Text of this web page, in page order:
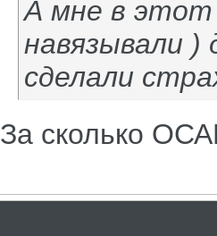
А мне в этот
навязывали )
сделали
За сколько